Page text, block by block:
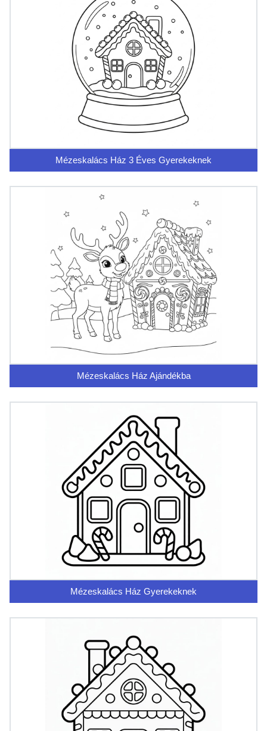
Mézeskalács Ház 3 Éves Gyerekeknek
Mézeskalács Ház Ajándékba
Mézeskalács Ház Gyerekeknek